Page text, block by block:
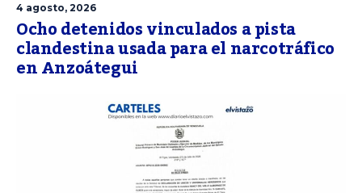
4 agosto, 2026
Ocho detenidos vinculados a pista
clandestina usada para el narcotráfico
en Anzoátegui